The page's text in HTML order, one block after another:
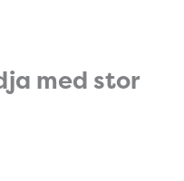
med stor